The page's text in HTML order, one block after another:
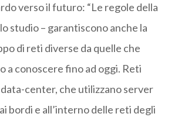
verso il futuro: “Le regole della
studio – garantiscono anche la
di reti diverse da quelle che
a conoscere fino ad oggi. Reti
center, che utilizzano server
bordi e all’interno delle reti degli